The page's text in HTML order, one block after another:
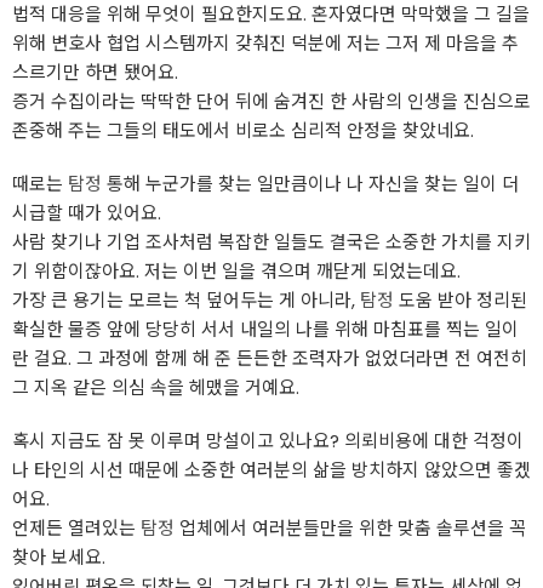
법적 대응을 위해 무엇이 필요한지도요. 혼자였다면 막막했을 그 길을
위해 변호사 협업 시스템까지 갖춰진 덕분에 저는 그저 제 마음을 추
스르기만 하면 됐어요.
증거 수집이라는 딱딱한 단어 뒤에 숨겨진 한 사람의 인생을 진심으로
존중해 주는 그들의 태도에서 비로소 심리적 안정을 찾았네요.
때로는 탐정 통해 누군가를 찾는 일만큼이나 나 자신을 찾는 일이 더
시급할 때가 있어요.
사람 찾기나 기업 조사처럼 복잡한 일들도 결국은 소중한 가치를 지키
기 위함이잖아요. 저는 이번 일을 겪으며 깨닫게 되었는데요.
가장 큰 용기는 모르는 척 덮어두는 게 아니라, 탐정 도움 받아 정리된
확실한 물증 앞에 당당히 서서 내일의 나를 위해 마침표를 찍는 일이
란 걸요. 그 과정에 함께 해 준 든든한 조력자가 없었더라면 전 여전히
그 지옥 같은 의심 속을 헤맸을 거예요.
혹시 지금도 잠 못 이루며 망설이고 있나요? 의뢰비용에 대한 걱정이
나 타인의 시선 때문에 소중한 여러분의 삶을 방치하지 않았으면 좋겠
어요.
언제든 열려있는 탐정 업체에서 여러분들만을 위한 맞춤 솔루션을 꼭
찾아 보세요.